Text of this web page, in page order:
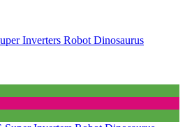
Inverters Robot Dinosaurus